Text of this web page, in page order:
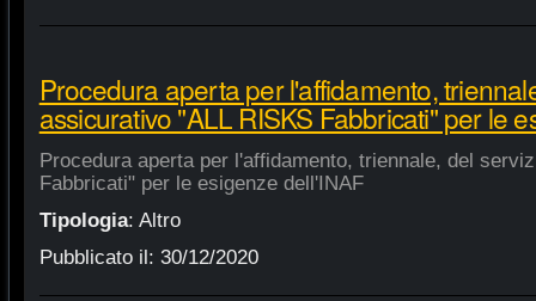
Procedura aperta per l'affidamento,
assicurativo "ALL RISKS Fabbricati" per le
Procedura aperta per l'affidamento, triennale, del
Fabbricati" per le esigenze dell'INAF
Tipologia: Altro
Pubblicato il: 30/12/2020